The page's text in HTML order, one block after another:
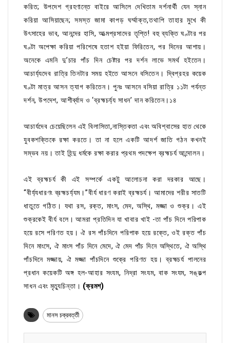
করিত; উপদেশ গ্রহণান্তে বাইরে আসিলে দেখিতাম দর্শনার্থী যেন স্নান
করিয়া আসিয়াছেন; সমস্ত জামা কাপড় ঘর্ম্মাক্ত,তথাপি তাহার মুখে কী
উৎসাহের ভাব, আনন্দের হাসি, আত্মপ্রসাদের তৃপ্তি! বহু ব্যক্তি ঘণ্টার পর
ঘণ্টা অপেক্ষা করিয়া পরিশেষে হতাশ হইয়া ফিরিতেন, পর দিনের আশায়।
অনেকে এমনি দু’চার পাঁচ দিন চেষ্টার পর দর্শন লাভে সমর্থ হইতেন।
আচার্য্যদেব রাত্রি তিনটার সময় হইতে আসনে বসিতেন। দ্বিপ্রহর কয়েক
ঘণ্টা মাত্র আসন ত্যাগ করিতেন। পুনঃ আসনে বসিয়া রাত্রি ১১টা পর্যন্ত
দর্শন, উপদেশ, আশীর্ব্বাদ ও ‘ব্রহ্মচর্য্য সাধন’ দান করিতেন।১৪
আচার্যদেব চেয়েছিলেন এই বিলাসিতা,নাস্তিকতা এবং অবিশ্বাসের হাত থেকে
যুবকশক্তিকে রক্ষা করতে। তা না হলে একটি আদর্শ জাতি গঠন কখনই
সম্ভব নয়। তাই হিন্দু ধর্মকে রক্ষা করার প্রথম পদক্ষেপ ব্রহ্মচর্য আন্দোলন।
এই ব্রহ্মচর্য কী এই সম্পর্কে একটু আলোচনা করা দরকার আছে।
“বীর্য্যধারণং ব্রহ্মচর্য্যম।”বীর্য ধারণ করাই ব্রহ্মচর্য। আমাদের শরীর সাতটি
ধাতুতে গঠিত। যথা রস, রক্ত, মাংস, মেদ, অস্থি, মজ্জা ও শুক্র। এই
শুক্রকেই বীর্য বলে। আমরা প্রতিদিন যা খাবার খাই -তা পাঁচ দিনে পরিপাক
হয়ে রসে পরিণত হয়। ঐ রস পাঁচদিনে পরিপাক হয়ে রক্তে, ওই রক্ত পাঁচ
দিনে মাংসে, ঐ মাংস পাঁচ দিনে মেদে, ঐ মেদ পাঁচ দিনে অস্থিতে, ঐ অস্থি
পাঁচদিনে মজ্জায়, ঐ মজ্জা পাঁচদিনে শুক্রে পরিণত হয়। ব্রহ্মচর্য পালনের
প্রধান কয়েকটি অঙ্গ হল-আহার সংযম, নিদ্রা সংযম, বাক সংযম, সঙ্কল্প
সাধন এবং মৃত্যুচিন্তা। (ক্রমশ)
মানস চক্রবর্ত্তী